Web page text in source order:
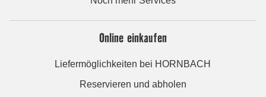
Online einkaufen
Liefermöglichkeiten bei HORNBACH
Reservieren und abholen